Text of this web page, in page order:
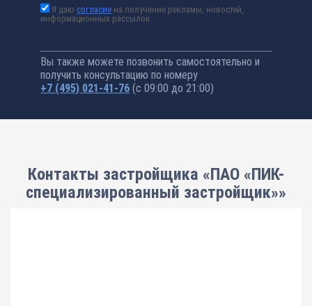
Я даюсогласие на получение рекламы, новостей,
информационных рассылок
Вы также можете позвонить самостоятельно и
получить консультацию по номеру
+7 (495) 021-41-76 (с 09:00 до 21:00)
Контакты застройщика «ПАО «ПИК-
специализированный застройщик»»